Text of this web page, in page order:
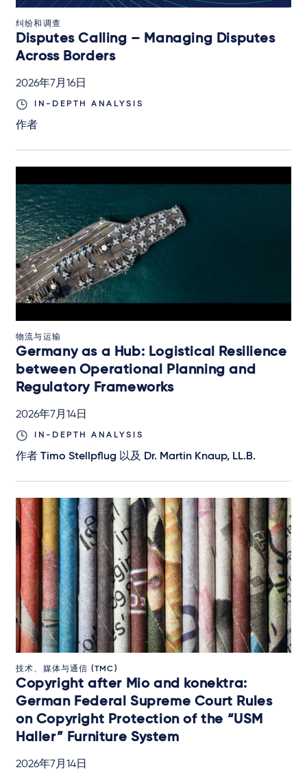
纠纷和调查
Disputes Calling – Managing Disputes
Across Borders
2026年7月16日
IN-DEPTH ANALYSIS
作者
物流与运输
Germany as a Hub: Logistical Resilience
between Operational Planning and
Regulatory Frameworks
2026年7月14日
IN-DEPTH ANALYSIS
作者 Timo Stellpflug 以及 Dr. Martin Knaup, LL.B.
技术、媒体与通信 (TMC)
Copyright after Mio and konektra:
German Federal Supreme Court Rules
on Copyright Protection of the “USM
Haller” Furniture System
2026年7月14日